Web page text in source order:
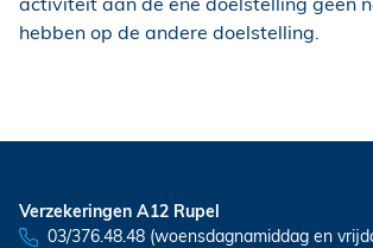
hebben op de andere doelstelling.
Verzekeringen A12 Rupel
03/376.48.48 (woensdagnamiddag en